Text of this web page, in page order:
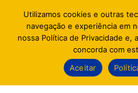
© 2026 SESC Sergipe - Serviço
direitos
AI.BRAZIL
Utilizamos cookies e outras
navegação e experiência em
nossa Política de Privacidade e,
concorda com
Aceitar